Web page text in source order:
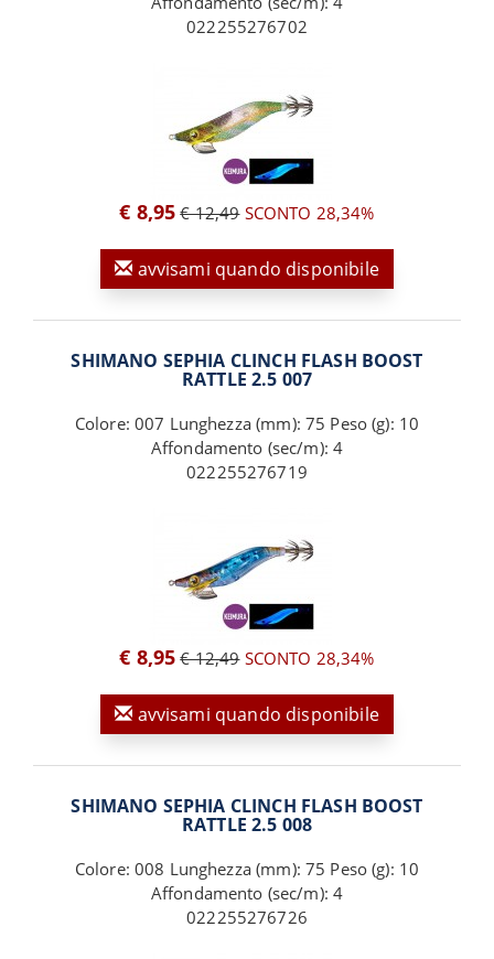
022255276702
€ 8,95 € 12,49SCONTO 28,34%
avvisami quando disponibile
SHIMANO SEPHIA CLINCH FLASH BOOST
RATTLE 2.5 007
Colore: 007 Lunghezza (mm): 75 Peso (g): 10
Affondamento (sec/m): 4
022255276719
€ 8,95 € 12,49SCONTO 28,34%
avvisami quando disponibile
SHIMANO SEPHIA CLINCH FLASH BOOST
RATTLE 2.5 008
Colore: 008 Lunghezza (mm): 75 Peso (g): 10
Affondamento (sec/m): 4
022255276726